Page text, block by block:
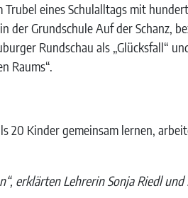
Trubel eines Schulalltags mit
der Grundschule Auf der Schanz,
Rundschau als „Glücksfall“
Raums“.
Kinder gemeinsam lernen,
erklärten Lehrerin Sonja Riedl